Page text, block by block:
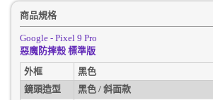
商品規格
Google - Pixel 9 Pro
惡魔防摔殼 標準版
外框
黑色
鏡頭造型
黑色 / 斜面款